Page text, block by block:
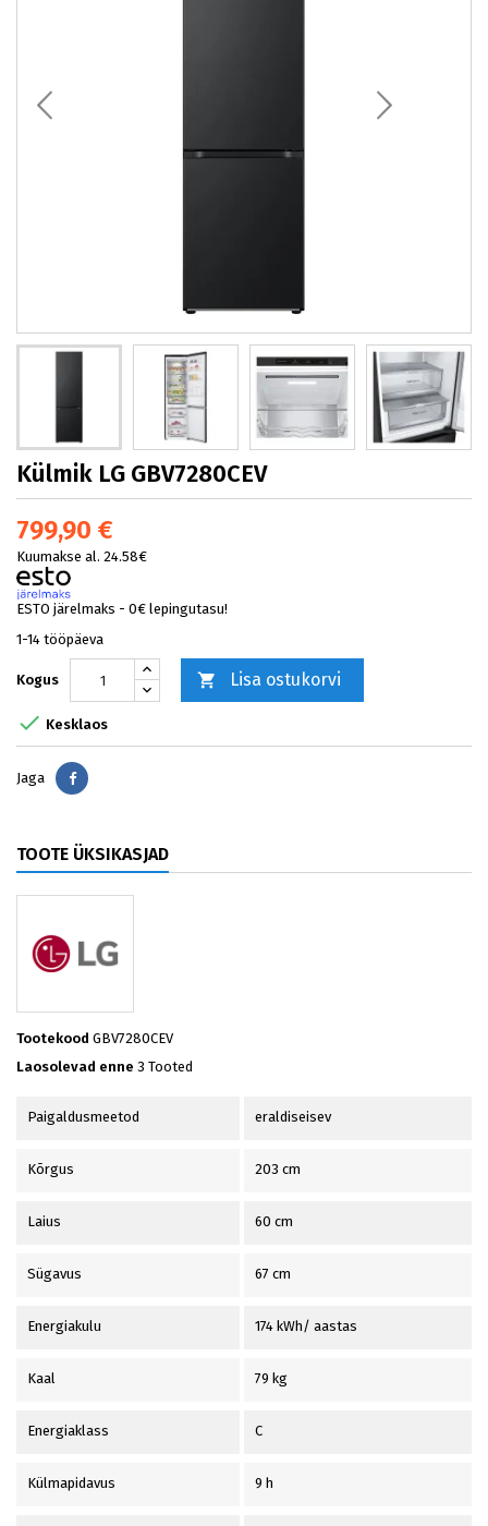
Külmik LG GBV7280CEV
799,90 €
Kuumakse al. 24.58€
ESTO järelmaks - 0€ lepingutasu!
1-14 tööpäeva
Kogus  Lisa ostukorvi
 Kesklaos
Jaga Jaga
TOOTE ÜKSIKASJAD
Tootekood GBV7280CEV
Laosolevad enne 3 Tooted
Paigaldusmeetod eraldiseisev
Kõrgus 203 cm
Laius 60 cm
Sügavus 67 cm
Energiakulu 174 kWh/ aastas
Kaal 79 kg
Energiaklass C
Külmapidavus 9 h